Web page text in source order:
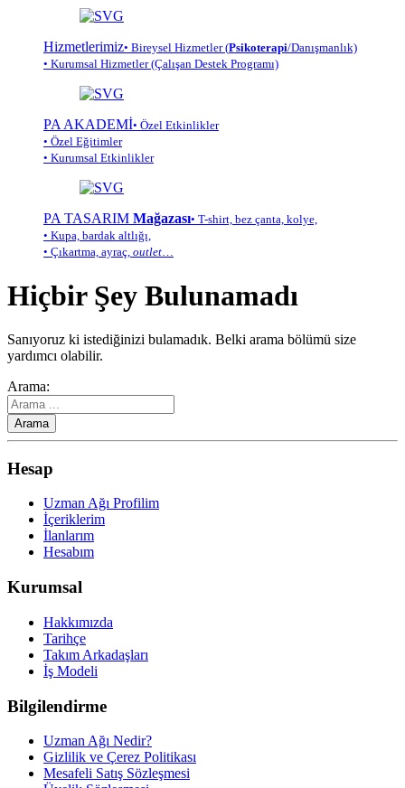
Hizmetlerimiz• Bireysel Hizmetler (Psikoterapi/Danışmanlık)
• Kurumsal Hizmetler (Çalışan Destek Programı)
PA AKADEMİ• Özel Etkinlikler
• Özel Eğitimler
• Kurumsal Etkinlikler
PA TASARIM Mağazası• T-shirt, bez çanta, kolye,
• Kupa, bardak altlığı,
• Çıkartma, ayraç, outlet…
Hiçbir Şey Bulunamadı
Sanıyoruz ki istediğinizi bulamadık. Belki arama bölümü size
yardımcı olabilir.
Arama:
Hesap
Uzman Ağı Profilim
İçeriklerim
İlanlarım
Hesabım
Kurumsal
Hakkımızda
Tarihçe
Takım Arkadaşları
İş Modeli
Bilgilendirme
Uzman Ağı Nedir?
Gizlilik ve Çerez Politikası
Mesafeli Satış Sözleşmesi